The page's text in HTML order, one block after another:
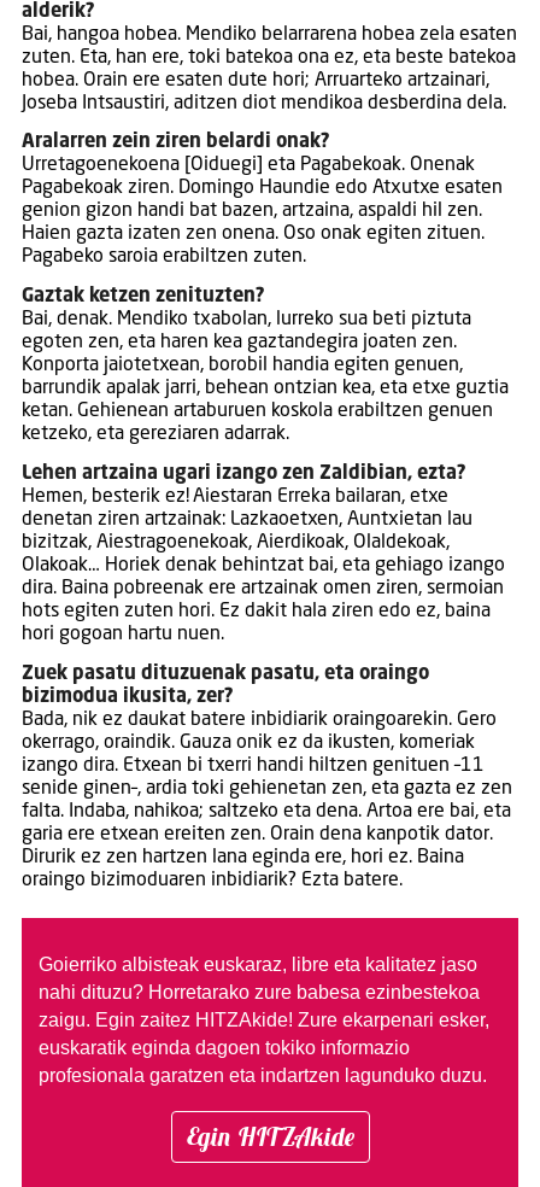
alderik?
Bai, hangoa hobea. Mendiko belarrarena hobea zela esaten
zuten. Eta, han ere, toki batekoa ona ez, eta beste batekoa
hobea. Orain ere esaten dute hori; Arruarteko artzainari,
Joseba Intsaustiri, aditzen diot mendikoa desberdina dela.
Aralarren zein ziren belardi onak?
Urretagoenekoena [Oiduegi] eta Pagabekoak. Onenak
Pagabekoak ziren. Domingo Haundie edo Atxutxe esaten
genion gizon handi bat bazen, artzaina, aspaldi hil zen.
Haien gazta izaten zen onena. Oso onak egiten zituen.
Pagabeko saroia erabiltzen zuten.
Gaztak ketzen zenituzten?
Bai, denak. Mendiko txabolan, lurreko sua beti piztuta
egoten zen, eta haren kea gaztandegira joaten zen.
Konporta jaiotetxean, borobil handia egiten genuen,
barrundik apalak jarri, behean ontzian kea, eta etxe guztia
ketan. Gehienean artaburuen koskola erabiltzen genuen
ketzeko, eta gereziaren adarrak.
Lehen artzaina ugari izango zen Zaldibian, ezta?
Hemen, besterik ez! Aiestaran Erreka bailaran, etxe
denetan ziren artzainak: Lazkaoetxen, Auntxietan lau
bizitzak, Aiestragoenekoak, Aierdikoak, Olaldekoak,
Olakoak… Horiek denak behintzat bai, eta gehiago izango
dira. Baina pobreenak ere artzainak omen ziren, sermoian
hots egiten zuten hori. Ez dakit hala ziren edo ez, baina
hori gogoan hartu nuen.
Zuek pasatu dituzuenak pasatu, eta oraingo
bizimodua ikusita, zer?
Bada, nik ez daukat batere inbidiarik oraingoarekin. Gero
okerrago, oraindik. Gauza onik ez da ikusten, komeriak
izango dira. Etxean bi txerri handi hiltzen genituen –11
senide ginen–, ardia toki gehienetan zen, eta gazta ez zen
falta. Indaba, nahikoa; saltzeko eta dena. Artoa ere bai, eta
garia ere etxean ereiten zen. Orain dena kanpotik dator.
Dirurik ez zen hartzen lana eginda ere, hori ez. Baina
oraingo bizimoduaren inbidiarik? Ezta batere.
Goierriko albisteak euskaraz, libre eta kalitatez jaso
nahi dituzu? Horretarako zure babesa ezinbestekoa
zaigu. Egin zaitez HITZAkide! Zure ekarpenari esker,
euskaratik eginda dagoen tokiko informazio
profesionala garatzen eta indartzen lagunduko duzu.
Egin HITZAkide